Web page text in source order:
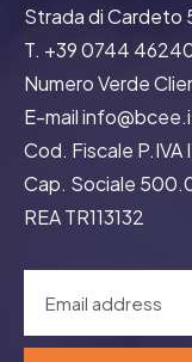
Strada di Cardeto
T. +39 0744
Numero Verde
E-mail
Cod. Fiscale
Cap. Sociale
REA TR113132